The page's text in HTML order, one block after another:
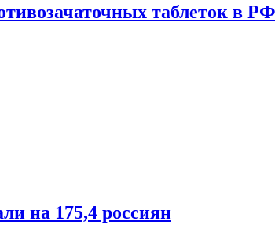
таблеток в РФ
на 175,4 россиян